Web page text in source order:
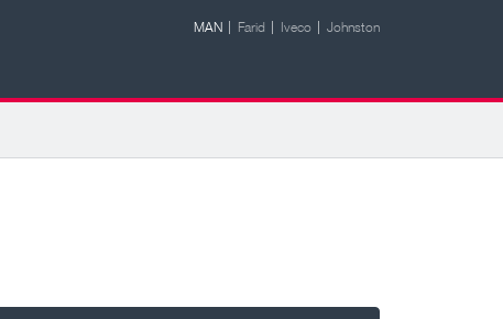
MAN Farid Iveco Johnston